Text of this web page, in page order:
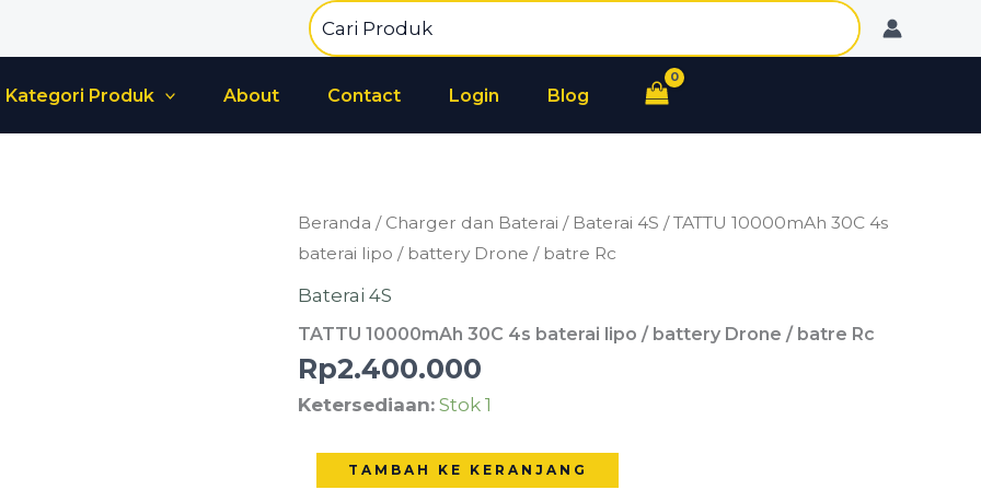
Search
for:
Kategori Produk About Contact Login Blog
Beranda / Charger dan Baterai / Baterai 4S / TATTU 10000mAh 30C 4s
baterai lipo / battery Drone / batre Rc
Baterai 4S
TATTU 10000mAh 30C 4s baterai lipo / battery Drone / batre Rc
Rp2.400.000
Ketersediaan: Stok 1
Kuantitas
TATTU
10000mAh
4s
baterai
lipo
batteryTAMBAH KE KERANJANG
/
/